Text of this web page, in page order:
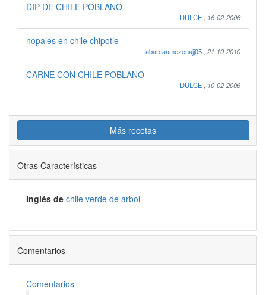
DIP DE CHILE POBLANO
DULCE 16-02-2006
nopales en chile chipotle
abarcaamezcuajj05 21-10-2010
CARNE CON CHILE POBLANO
DULCE 10-02-2006
Más recetas
Otras Características
Inglés de chile verde de arbol
Comentarios
Comentarios